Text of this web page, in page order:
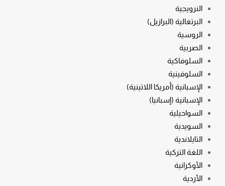
النرويجية
البرتغالية (البرازيل)
الروسية
الصربية
السلوفاكية
السلوفينية
الإسبانية (أمريكا اللاتينية)
الإسبانية (إسبانيا)
السواحيلية
السويدية
التايلاندية
اللغة التركية
الأوكرانية
الأردية